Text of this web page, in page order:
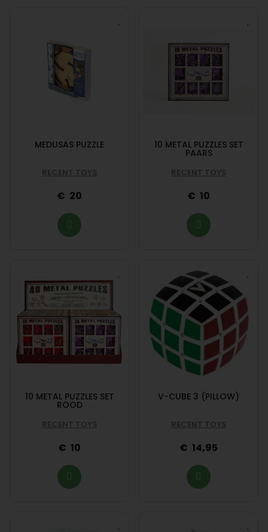
MEDUSAS PUZZLE
RECENT TOYS
20
10 METAL PUZZLES SET
PAARS
RECENT TOYS
10
10 METAL PUZZLES SET
ROOD
RECENT TOYS
10
V-CUBE 3 (PILLOW)
RECENT TOYS
14,95